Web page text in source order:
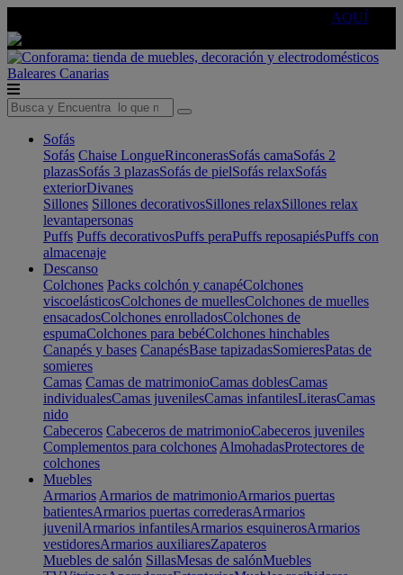
AQUÍ
Baleares Canarias
Sofás
Sofás Chaise LongueRinconerasSofás camaSofás 2
plazasSofás 3 plazasSofás de pielSofás relaxSofás
exteriorDivanes
Sillones Sillones decorativosSillones relaxSillones relax
levantapersonas
Puffs Puffs decorativosPuffs peraPuffs reposapiésPuffs con
almacenaje
Descanso
Colchones Packs colchón y canapéColchones
viscoelásticosColchones de muellesColchones de muelles
ensacadosColchones enrolladosColchones de
espumaColchones para bebéColchones hinchables
Canapés y bases CanapésBase tapizadasSomieresPatas de
somieres
Camas Camas de matrimonioCamas doblesCamas
individualesCamas juvenilesCamas infantilesLiterasCamas
nido
Cabeceros Cabeceros de matrimonioCabeceros juveniles
Complementos para colchones AlmohadasProtectores de
colchones
Muebles
Armarios Armarios de matrimonioArmarios puertas
batientesArmarios puertas correderasArmarios
juvenilArmarios infantilesArmarios esquinerosArmarios
vestidoresArmarios auxiliaresZapateros
Muebles de salón SillasMesas de salónMuebles